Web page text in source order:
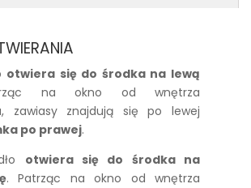
otwiera się do środka na lewą
na okno od wnętrza
zawiasy znajdują się po lewej
po prawej.
otwiera się do środka na
. Patrząc na okno od wnętrza